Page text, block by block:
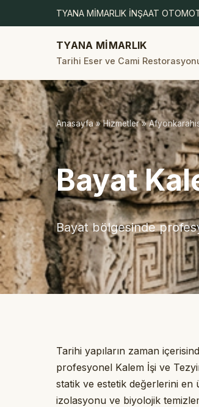
TYANA MİMARLIK İNŞAAT
TYANA MİMARLIK
Tarihi Eser ve Cami
Anasayfa»Hizmetler»
Bayat
Bayat bölgesinde
Tarihi yapıların zaman
profesyonel Kalem İşi ve
statik ve estetik değerlerini en
izolasyonu ve biyolojik